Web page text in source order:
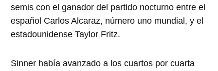
semis con el ganador del partido nocturno entre el
español Carlos Alcaraz, número uno mundial, y el
estadounidense Taylor Fritz.
Sinner había avanzado a los cuartos por cuarta